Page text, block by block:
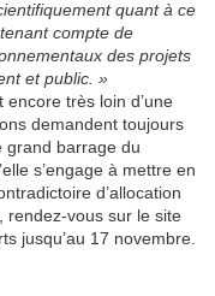
quant à ce
compte de
des projets
et public. »
très loin d’une
demandent toujours
grand barrage du
s’engage à mettre en
d’allocation
rendez-vous sur le site
jusqu’au 17 novembre.